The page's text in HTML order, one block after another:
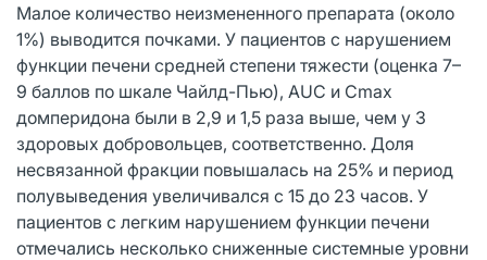
Малое количество неизмененного препарата (около
1%) выводится почками. У пациентов с нарушением
функции печени средней степени тяжести (оценка 7–
9 баллов по шкале Чайлд-Пью), AUC и Сmax
домперидона были в 2,9 и 1,5 раза выше, чем у 3
здоровых добровольцев, соответственно. Доля
несвязанной фракции повышалась на 25% и период
полувыведения увеличивался с 15 до 23 часов. У
пациентов с легким нарушением функции печени
отмечались несколько сниженные системные уровни